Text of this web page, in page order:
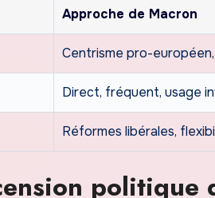
Approche de Macron
Centrisme pro-
Direct, fréquent, usage
Réformes libérales,
politique